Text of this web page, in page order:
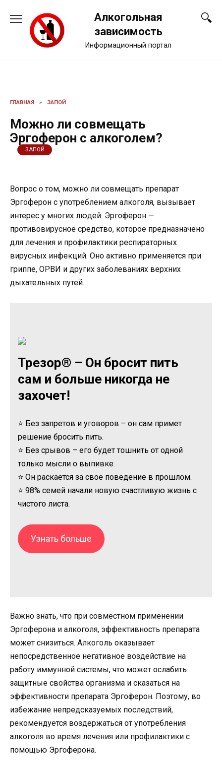
содержанию
Алкогольная
зависимость
Информационный портал
ГЛАВНАЯ » ЗАПОЙ
Можно ли совмещать
Эргоферон с алкоголем?
ЗАПОЙ
Вопрос о том, можно ли совмещать препарат
Эргоферон с употреблением алкоголя, вызывает
интерес у многих людей. Эргоферон —
противовирусное средство, которое предназначено
для лечения и профилактики респираторных
вирусных инфекций. Оно активно применяется при
гриппе, ОРВИ и других заболеваниях верхних
дыхательных путей.
Трезор® – Он бросит пить
сам и больше никогда не
захочет!
⭐ Без запретов и уговоров – он сам примет
решение бросить пить.
⭐ Без срывов – его будет тошнить от одной
только мысли о выпивке.
⭐ Он раскается за свое поведение в прошлом.
⭐ 98% семей начали новую счастливую жизнь с
чистого листа.
Узнать больше
Важно знать, что при совместном применении
Эргоферона и алкоголя, эффективность препарата
может снизиться. Алкоголь оказывает
непосредственное негативное воздействие на
работу иммунной системы, что может ослабить
защитные свойства организма и сказаться на
эффективности препарата Эргоферон. Поэтому, во
избежание непредсказуемых последствий,
рекомендуется воздержаться от употребления
алкоголя во время лечения или профилактики с
помощью Эргоферона.